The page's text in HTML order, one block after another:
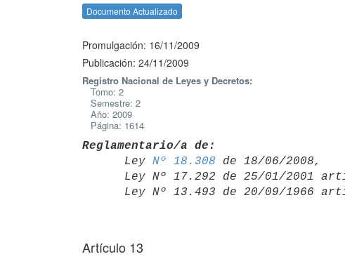
Documento Actualizado
Promulgación: 16/11/2009
Publicación: 24/11/2009
Registro Nacional de Leyes y Decretos:
Tomo: 2
Semestre: 2
Año: 2009
Página: 1614
Reglamentario/a de:
Ley Nº 18.308 de 18/06/2008,
Ley Nº 17.292 de 25/01/2001
Ley Nº 13.493 de 20/09/1966
Artículo 13